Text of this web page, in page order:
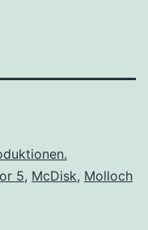
5, McDisk, Molloch